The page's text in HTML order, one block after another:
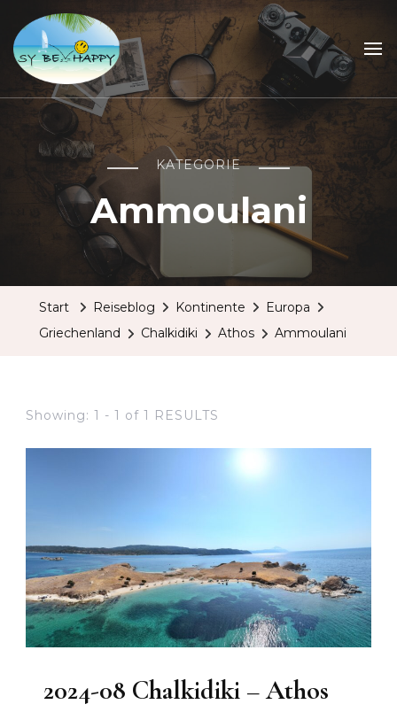
Sailing Be Happy
ein Traum wird wahr
KATEGORIE
Ammoulani
Start Reiseblog Kontinente
Europa
Griechenland
Chalkidiki Athos Ammoulani
Showing: 1 - 1 of 1 RESULTS
2024-08 Chalkidiki – Athos